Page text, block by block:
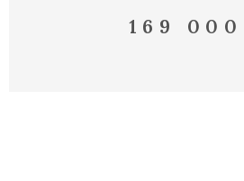
les risques auxquels ce bien
169